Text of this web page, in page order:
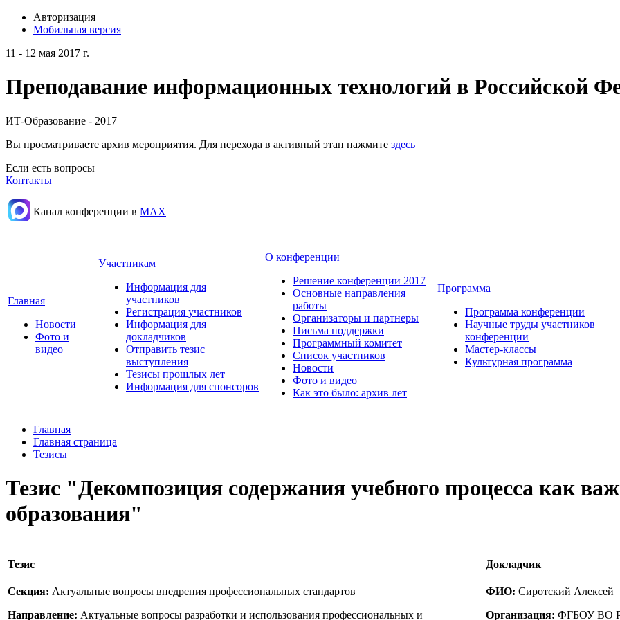
Авторизация
Мобильная версия
11 - 12 мая 2017 г.
Преподавание информационных технологий в Российской
ИТ-Образование - 2017
Вы просматриваете архив мероприятия. Для перехода в активный этап нажмите здесь
Если есть вопросы
Контакты
Канал конференции в МАХ
Главная
Новости
Фото и
видео
Участникам
Информация для
участников
Регистрация участников
Информация для
докладчиков
Отправить тезис
выступления
Тезисы прошлых лет
Информация для спонсоров
О конференции
Решение конференции 2017
Основные направления
работы
Организаторы и партнеры
Письма поддержки
Программный комитет
Список участников
Новости
Фото и видео
Как это было: архив лет
Программа
Программа конференции
Научные труды участников
конференции
Мастер-классы
Культурная программа
Главная
Главная страница
Тезисы
Тезис "Декомпозиция содержания учебного процесса как
образования"
Тезис
Секция: Актуальные вопросы внедрения профессиональных стандартов
Направление: Актуальные вопросы разработки и использования профессиональных и
Докладчик
ФИО: Сиротский Алексей
Организация: ФГБОУ ВО